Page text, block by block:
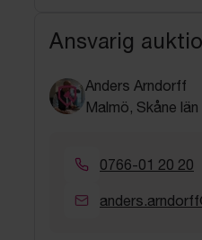
Ansvarig
Anders Arndorff
Malmö, Skåne län
0766-01 20 20